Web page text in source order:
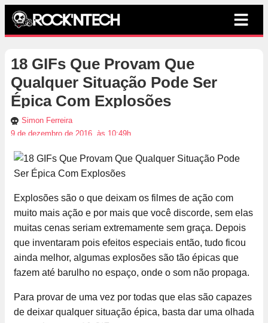
18 GIFs Que Provam Que
Qualquer Situação Pode Ser
Épica Com Explosões
Simon Ferreira
9 de dezembro de 2016, às 10:49h
Explosões são o que deixam os filmes de ação com
muito mais ação e por mais que você discorde, sem elas
muitas cenas seriam extremamente sem graça. Depois
que inventaram pois efeitos especiais então, tudo ficou
ainda melhor, algumas explosões são tão épicas que
fazem até barulho no espaço, onde o som não propaga.
Para provar de uma vez por todas que elas são capazes
de deixar qualquer situação épica, basta dar uma olhada